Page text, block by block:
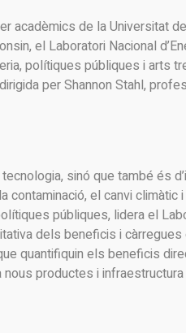
acadèmics de la Universitat
el Laboratori Nacional
polítiques públiques i arts
per Shannon Stahl,
sinó que també és
contaminació, el canvi climàtic
públiques, lidera el
dels beneficis i
quantifiquin els beneficis
productes i